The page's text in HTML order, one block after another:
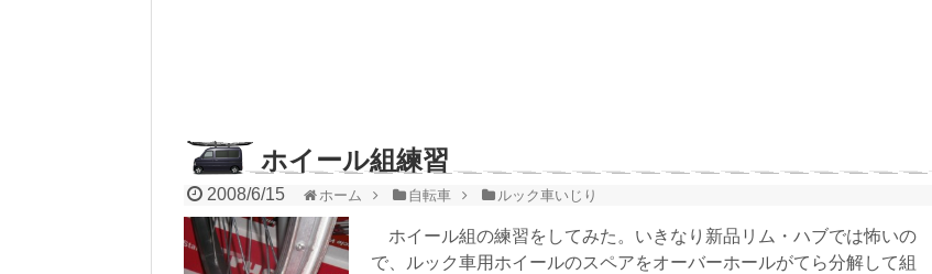
ホイール組練習
2008/6/15 ホーム 自転車 ルック車いじり
ホイール組の練習をしてみた。いきなり新品リム・ハブでは怖いの
で、ルック車用ホイールのスペアをオーバーホールがてら分解して組